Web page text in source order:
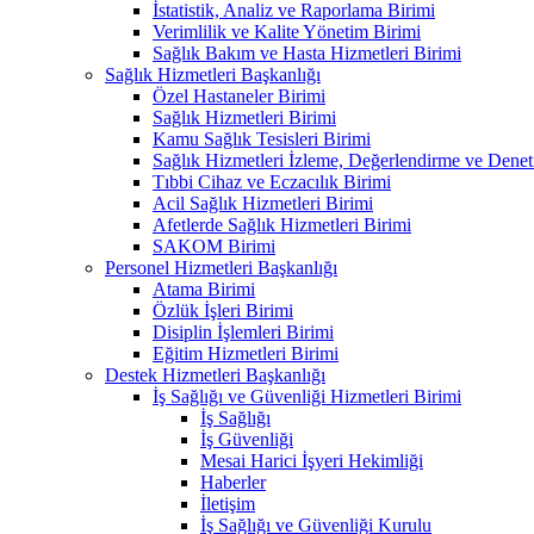
İstatistik, Analiz ve Raporlama Birimi
Verimlilik ve Kalite Yönetim Birimi
Sağlık Bakım ve Hasta Hizmetleri Birimi
Sağlık Hizmetleri Başkanlığı
Özel Hastaneler Birimi
Sağlık Hizmetleri Birimi
Kamu Sağlık Tesisleri Birimi
Sağlık Hizmetleri İzleme, Değerlendirme ve
Tıbbi Cihaz ve Eczacılık Birimi
Acil Sağlık Hizmetleri Birimi
Afetlerde Sağlık Hizmetleri Birimi
SAKOM Birimi
Personel Hizmetleri Başkanlığı
Atama Birimi
Özlük İşleri Birimi
Disiplin İşlemleri Birimi
Eğitim Hizmetleri Birimi
Destek Hizmetleri Başkanlığı
İş Sağlığı ve Güvenliği Hizmetleri Birimi
İş Sağlığı
İş Güvenliği
Mesai Harici İşyeri Hekimliği
Haberler
İletişim
İş Sağlığı ve Güvenliği Kurulu